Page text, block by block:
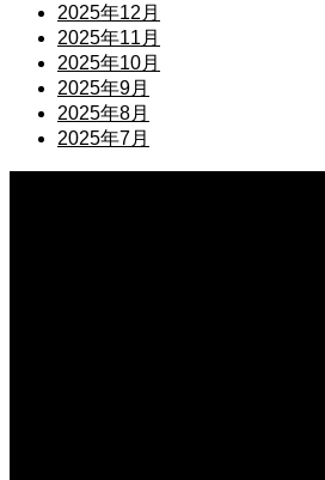
2025年12月
2025年11月
2025年10月
2025年9月
2025年8月
2025年7月